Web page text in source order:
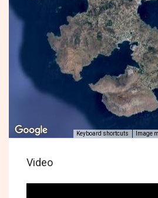
Keyboard shortcuts Image
Video